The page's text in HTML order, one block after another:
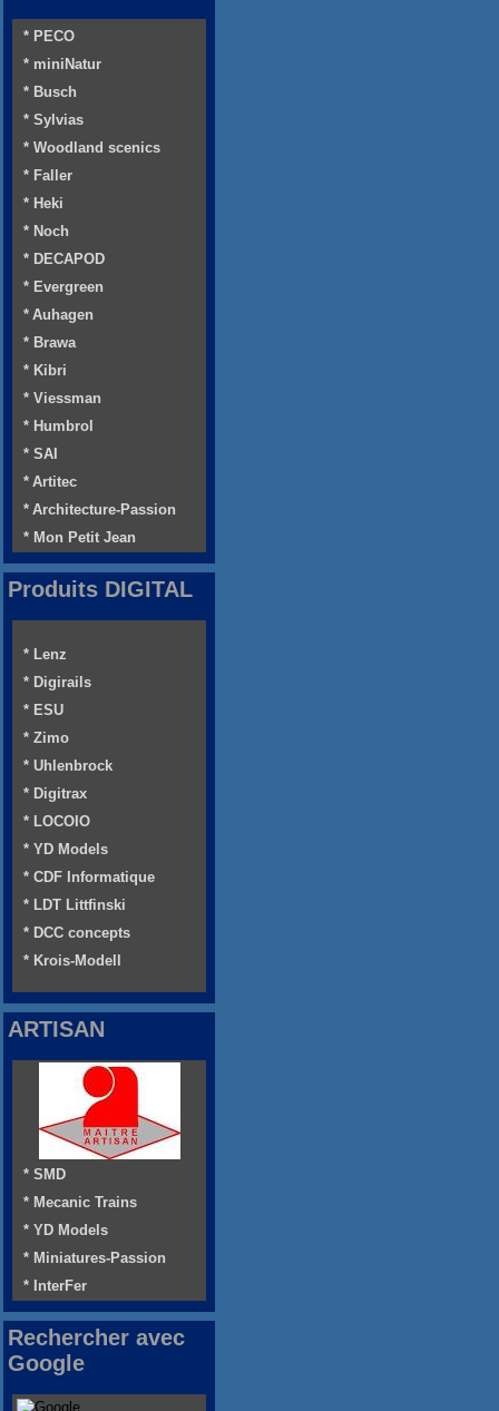
* PECO
* miniNatur
* Busch
* Sylvias
* Woodland scenics
* Faller
* Heki
* Noch
* DECAPOD
* Evergreen
* Auhagen
* Brawa
* Kibri
* Viessman
* Humbrol
* SAI
* Artitec
* Architecture-Passion
* Mon Petit Jean
Produits DIGITAL
* Lenz
* Digirails
* ESU
* Zimo
* Uhlenbrock
* Digitrax
* LOCOIO
* YD Models
* CDF Informatique
* LDT Littfinski
* DCC concepts
* Krois-Modell
ARTISAN
* SMD
* Mecanic Trains
* YD Models
* Miniatures-Passion
* InterFer
Rechercher avec
Google